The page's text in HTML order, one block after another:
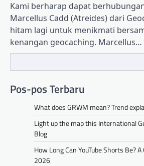
Kami berharap dapat
Marcellus Cadd (Atreides) dari
hitam lagi untuk menikmati
kenangan geocaching. Marcellus…
Pos-pos Terbaru
What does GRWM mean? Trend
Light up the map this International
Blog
How Long Can YouTube Shorts Be?
2026